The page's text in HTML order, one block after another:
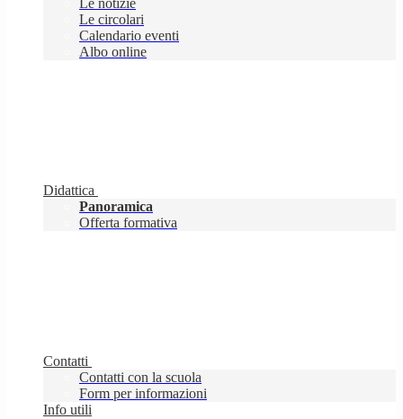
Le notizie
Le circolari
Calendario eventi
Albo online
Didattica
Panoramica
Offerta formativa
Contatti
Contatti con la scuola
Form per informazioni
Info utili